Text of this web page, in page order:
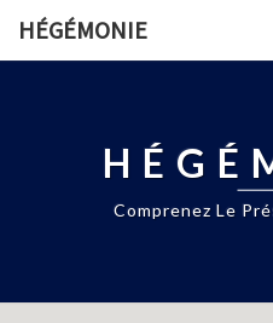
HÉGÉMONIE
Comprenez Le